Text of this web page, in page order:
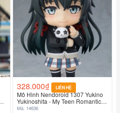
328.000₫ LIÊN HỆ
Mô Hình Nendoroid 1307 Yukino
Yukinoshita - My Teen Romantic
Comedy SNAFU Climax
Mã: 14636